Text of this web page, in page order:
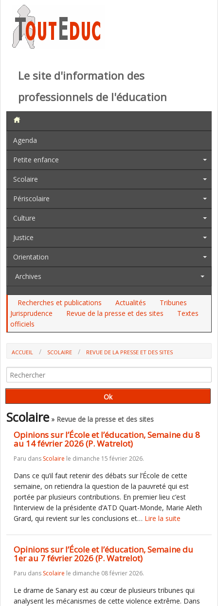
Le site d'information des
professionnels de l'éducation
Agenda
Petite enfance
Scolaire
Périscolaire
Culture
Justice
Orientation
Archives
Recherches et publications Actualités
Tribunes
Jurisprudence
Revue de la presse et des sites
Textes
officiels
ACCUEIL SCOLAIRE REVUE DE LA PRESSE ET DES SITES
Scolaire» Revue de la presse et des sites
Opinions sur l’École et l’éducation, Semaine du 8
au 14 février 2026 (P. Watrelot)
Paru dans Scolaire le dimanche 15 février 2026.
Dans ce qu’il faut retenir des débats sur l’École de cette
semaine, on retiendra la question de la pauvreté qui est
portée par plusieurs contributions. En premier lieu c’est
l’interview de la présidente d’ATD Quart-Monde, Marie Aleth
Grard, qui revient sur les conclusions et… Lire la suite
Opinions sur l’École et l’éducation, Semaine du
1er au 7 février 2026 (P. Watrelot)
Paru dans Scolaire le dimanche 08 février 2026.
Le drame de Sanary est au cœur de plusieurs tribunes qui
analysent les mécanismes de cette violence extrême. Dans